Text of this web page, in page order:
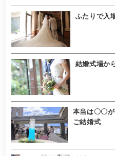
ふたりで入
結婚式場か
本当は〇〇
ご結婚式